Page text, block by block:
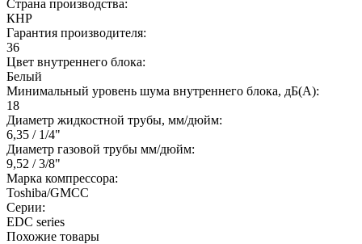
Страна производства:
КНР
Гарантия производителя:
36
Цвет внутреннего блока:
Белый
Минимальный уровень шума внутреннего блока, дБ(А):
18
Диаметр жидкостной трубы, мм/дюйм:
6,35 / 1/4"
Диаметр газовой трубы мм/дюйм:
9,52 / 3/8"
Марка компрессора:
Toshiba/GMCC
Серии:
EDC series
Похожие товары